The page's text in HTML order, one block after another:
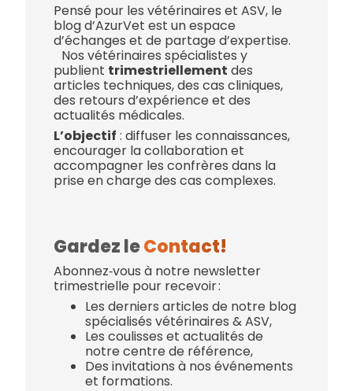
Pensé pour les vétérinaires et ASV, le
blog d’AzurVet est un espace
d’échanges et de partage d’expertise.
Nos vétérinaires spécialistes y
publient trimestriellement des
articles techniques, des cas cliniques,
des retours d’expérience et des
actualités médicales.
L’objectif : diffuser les connaissances,
encourager la collaboration et
accompagner les confrères dans la
prise en charge des cas complexes.
Gardez leContact!
Abonnez‑vous à notre newsletter
trimestrielle pour recevoir :
Les derniers articles de notre blog
spécialisés vétérinaires & ASV,
Les coulisses et actualités de
notre centre de référence,
Des invitations à nos événements
et formations.